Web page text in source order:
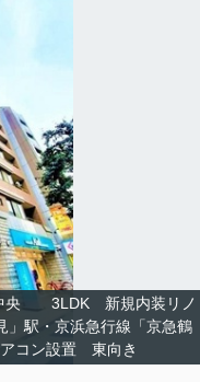
中央 3LDK 新規内装リノ
駅・京浜急行線「京急鶴
コン設置 東向き